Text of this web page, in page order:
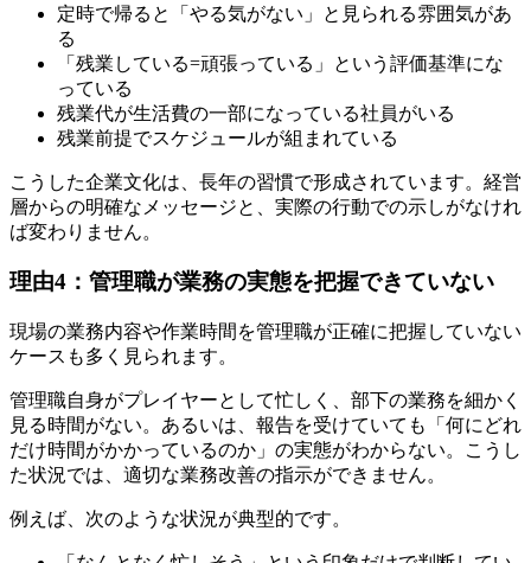
定時で帰ると「やる気がない」と見られる雰囲気があ
る
「残業している=頑張っている」という評価基準にな
っている
残業代が生活費の一部になっている社員がいる
残業前提でスケジュールが組まれている
こうした企業文化は、長年の習慣で形成されています。経営
層からの明確なメッセージと、実際の行動での示しがなけれ
ば変わりません。
理由4：管理職が業務の実態を把握できていない
現場の業務内容や作業時間を管理職が正確に把握していない
ケースも多く見られます。
管理職自身がプレイヤーとして忙しく、部下の業務を細かく
見る時間がない。あるいは、報告を受けていても「何にどれ
だけ時間がかかっているのか」の実態がわからない。こうし
た状況では、適切な業務改善の指示ができません。
例えば、次のような状況が典型的です。